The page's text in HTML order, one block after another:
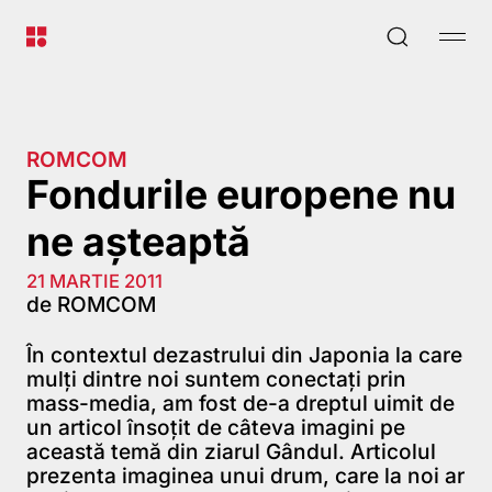
ROMCOM
Fondurile europene nu
ne așteaptă
21 MARTIE 2011
de ROMCOM
În contextul dezastrului din Japonia la care
mulți dintre noi suntem conectați prin
mass-media, am fost de-a dreptul uimit de
un articol însoțit de câteva imagini pe
această temă din ziarul Gândul. Articolul
prezenta imaginea unui drum, care la noi ar